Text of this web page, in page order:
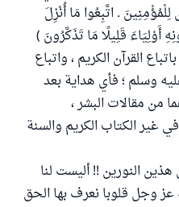
. اتَّبِعُوا مَا أُنْزِلَ
أَوْلِيَاءَ قَلِيلًا مَا تَذَكَّرُونَ )
باتباع القرآن الكريم ، واتباع
وسلم ؛ فأي هداية بعد
من مقالات البشر ،
غير الكتاب الكريم والسنة
النورين !! أليست لنا
عز وجل قلوبا نعرف بها الحق